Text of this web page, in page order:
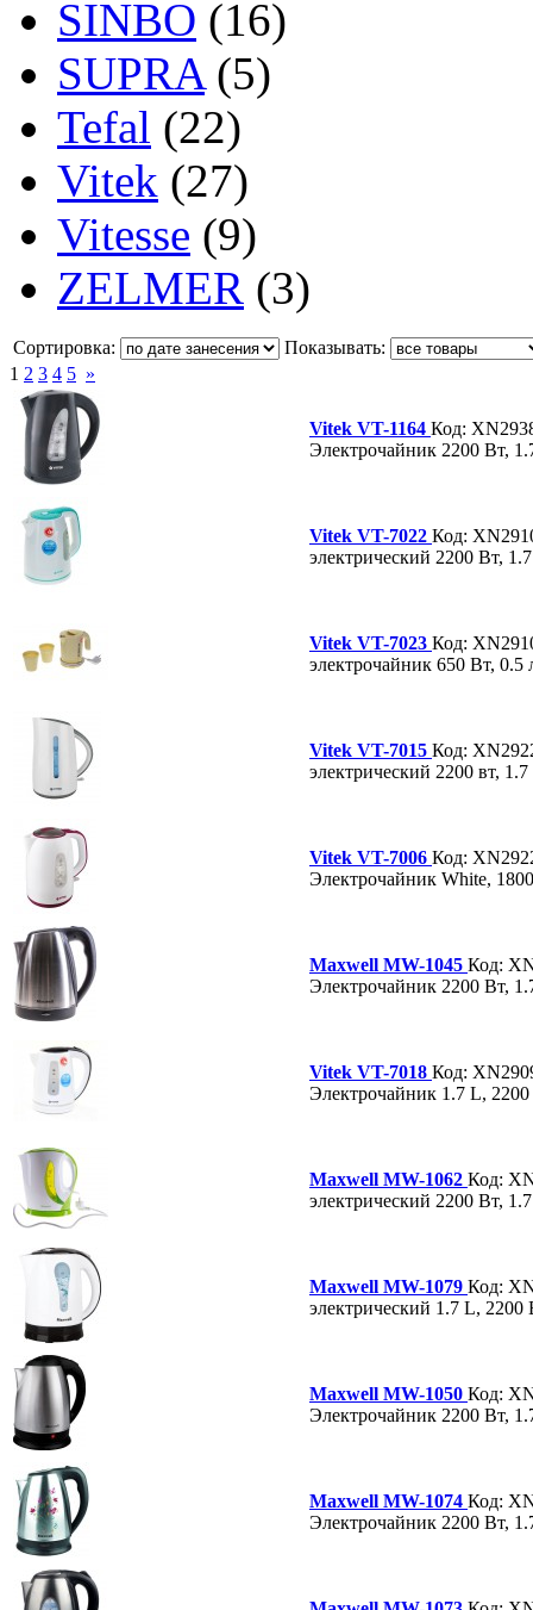
SINBO (16)
SUPRA(5)
Tefal (22)
Vitek (27)
Vitesse (9)
ZELMER (3)
Сортировка:
Показывать:
1 2 3 4 5 »
Vitek VT-1164 Код:
Электрочайник 2200 Вт,
Vitek VT-7022 Код:
электрический 2200 Вт,
Vitek VT-7023 Код:
электрочайник 650 Вт, 0.5
Vitek VT-7015 Код:
электрический 2200 вт, 1.7
Vitek VT-7006 Код:
Электрочайник White,
Maxwell MW-1045 Код:
Электрочайник 2200 Вт,
Vitek VT-7018 Код:
Электрочайник 1.7 L,
Maxwell MW-1062 Код:
электрический 2200 Вт,
Maxwell MW-1079 Код:
электрический 1.7 L, 2200
Maxwell MW-1050 Код:
Электрочайник 2200 Вт,
Maxwell MW-1074 Код:
Электрочайник 2200 Вт,